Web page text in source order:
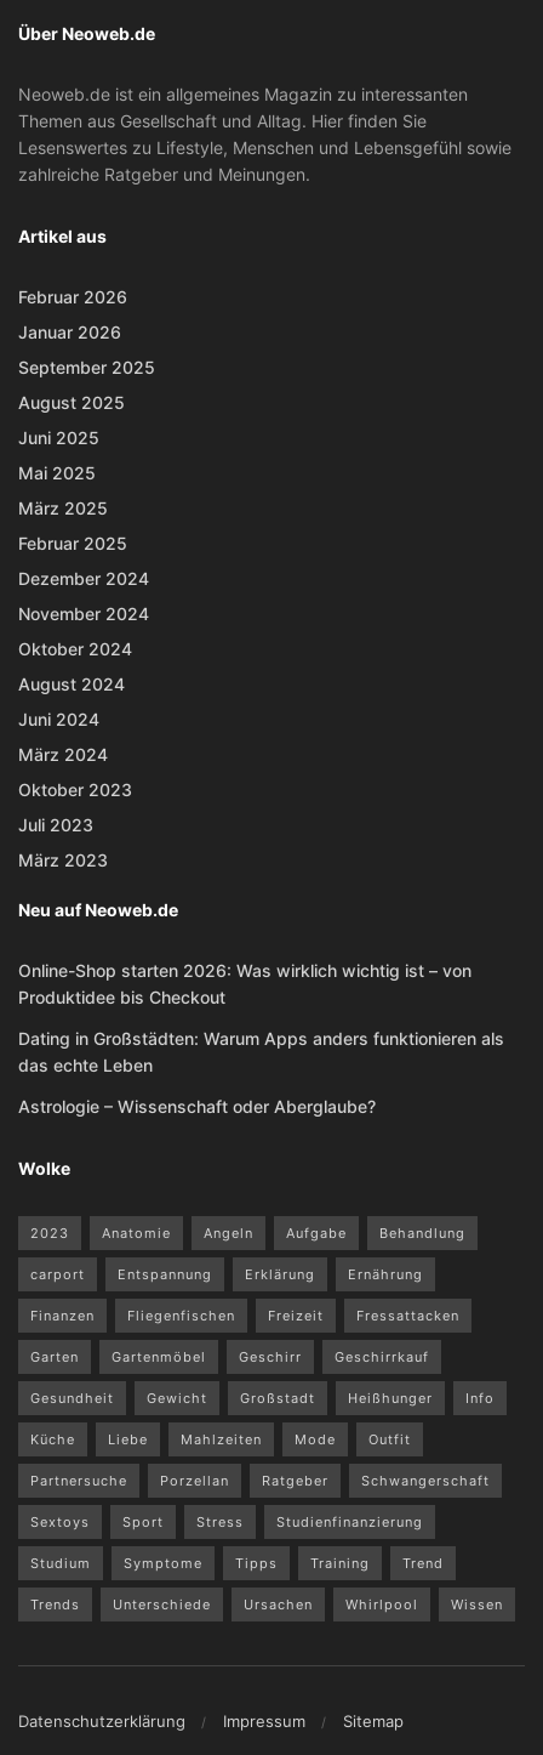
Über Neoweb.de
Neoweb.de ist ein allgemeines Magazin zu interessanten
Themen aus Gesellschaft und Alltag. Hier finden Sie
Lesenswertes zu Lifestyle, Menschen und Lebensgefühl sowie
zahlreiche Ratgeber und Meinungen.
Artikel aus
Februar 2026
Januar 2026
September 2025
August 2025
Juni 2025
Mai 2025
März 2025
Februar 2025
Dezember 2024
November 2024
Oktober 2024
August 2024
Juni 2024
März 2024
Oktober 2023
Juli 2023
März 2023
Neu auf Neoweb.de
Online-Shop starten 2026: Was wirklich wichtig ist – von
Produktidee bis Checkout
Dating in Großstädten: Warum Apps anders funktionieren als
das echte Leben
Astrologie – Wissenschaft oder Aberglaube?
Wolke
2023 Anatomie Angeln Aufgabe Behandlung
carport Entspannung Erklärung Ernährung
Finanzen Fliegenfischen Freizeit Fressattacken
Garten Gartenmöbel Geschirr Geschirrkauf
Gesundheit Gewicht Großstadt Heißhunger Info
Küche Liebe Mahlzeiten Mode Outfit
Partnersuche Porzellan Ratgeber Schwangerschaft
Sextoys Sport Stress Studienfinanzierung
Studium Symptome Tipps Training Trend
Trends Unterschiede Ursachen Whirlpool Wissen
Datenschutzerklärung Impressum Sitemap